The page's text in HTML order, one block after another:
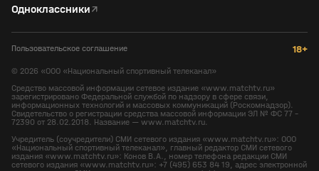
Одноклассники↗
Пользовательское соглашение 18+
© 2026 «ООО «Национальный спортивный телеканал»
Средство массовой информации сетевое издание «www.matchtv.ru»
зарегистрировано Федеральной службой по надзору в сфере связи,
информационных технологий и массовых коммуникаций (Роскомнадзор).
Свидетельство о регистрации средства массовой информации ЭЛ № ФС 77 -
72390 от 28.02.2018. Название — www.matchtv.ru.
Учредитель (соучредители) СМИ сетевого издания «www.matchtv.ru»: ООО
«Национальный спортивный телеканал», главный редактор СМИ сетевого
издания «www.matchtv.ru»: Конов В.А., номер телефона редакции СМИ
сетевого издания «www.matchtv.ru»: +7 (495) 653 84 19, адрес электронной